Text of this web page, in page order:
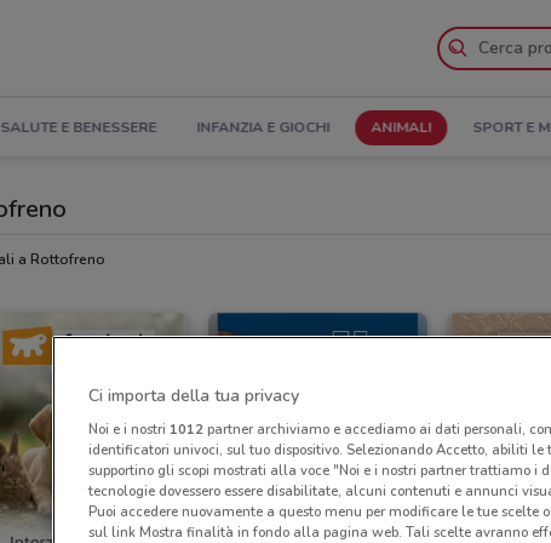
SALUTE E BENESSERE INFANZIA E GIOCHI ANIMALI SPORT E
a Rottofreno
Ci importa della tua privacy
Noi e i nostri 1012partner archiviamo e accediamo ai dati personali,
identificatori univoci, sul tuo dispositivo. Selezionando Accetto, abiliti
supportino gli scopi mostrati alla voce "Noi e i nostri partner trattiamo i
tecnologie dovessero essere disabilitate, alcuni contenuti e annunci
Puoi accedere nuovamente a questo menu per modificare le tue scelte
sul link Mostra finalità in fondo alla pagina web. Tali scelte avranno